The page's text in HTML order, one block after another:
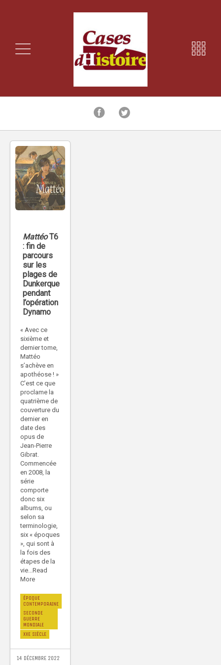
MattéoT6
: fin de
parcours
sur les
plages de
Dunkerque
pendant
l’opération
Dynamo
« Avec ce
sixième et
dernier tome,
Mattéo
s’achève en
apothéose ! »
C’est ce que
proclame la
quatrième de
couverture du
dernier en
date des
opus de
Jean-Pierre
Gibrat.
Commencée
en 2008, la
série
comporte
donc six
albums, ou
selon sa
terminologie,
six « époques
», qui sont à
la fois des
étapes de la
vie...Read
More
ÉPOQUE
CONTEMPORAINE
SECONDE
GUERRE
MONDIALE
XXE SIÈCLE
14 DÉCEMBRE 2022